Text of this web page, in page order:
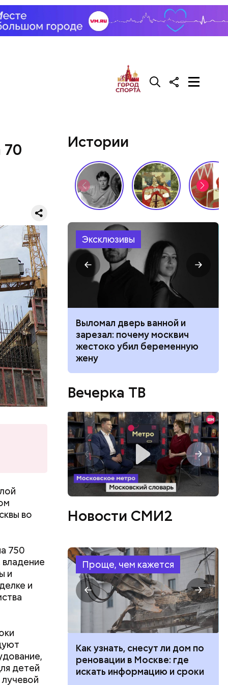
во
750
и
и
детей
Он
или
— из-
я
Истории
Эксклюзивы
в
Выломал дверь ванной и
зарезал: почему москвич
жестоко убил беременную
жену
Вечерка ТВ
Новости СМИ2
Проще, чем кажется
тысяч
при
кто может
Как узнать, снесут ли дом по
реновации в Москве: где
искать информацию и сроки